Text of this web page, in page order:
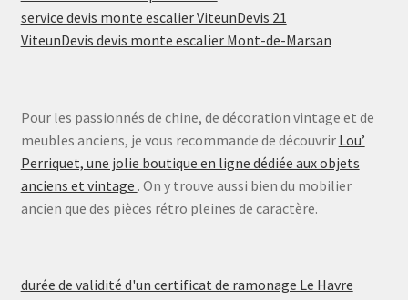
service devis monte escalier ViteunDevis 21
ViteunDevis devis monte escalier Mont-de-Marsan
Pour les passionnés de chine, de décoration vintage et de
meubles anciens, je vous recommande de découvrir Lou’
Perriquet, une jolie boutique en ligne dédiée aux objets
anciens et vintage . On y trouve aussi bien du mobilier
ancien que des pièces rétro pleines de caractère.
durée de validité d'un certificat de ramonage Le Havre